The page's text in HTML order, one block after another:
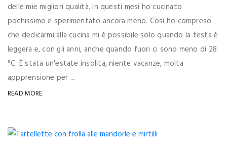
delle mie migliori qualità. In questi mesi ho cucinato
pochissimo e sperimentato ancora meno. Così ho compreso
che dedicarmi alla cucina mi è possibile solo quando la testa è
leggera e, con gli anni, anche quando fuori ci sono meno di 28
°C. È stata un'estate insolita, niente vacanze, molta
appprensione per ...
READ MORE